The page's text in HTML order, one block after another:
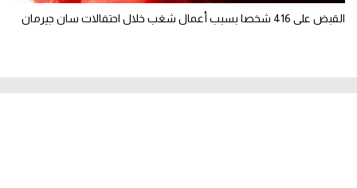
القبض على 416 شخصا بسبب أعمال شغب خلال احتفالات سان جيرمان